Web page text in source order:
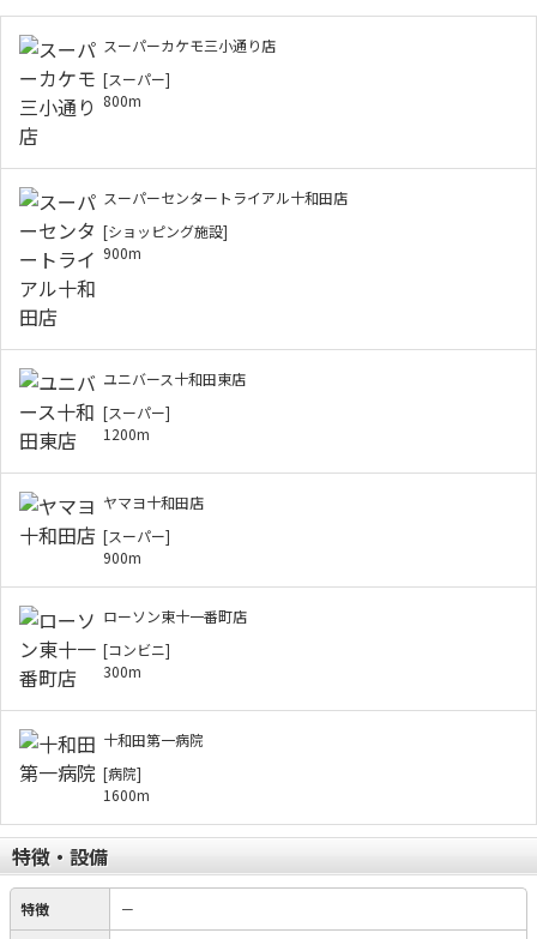
スーパーカケモ三小通り店
[スーパー]
800m
スーパーセンタートライアル十和田店
[ショッピング施設]
900m
ユニバース十和田東店
[スーパー]
1200m
ヤマヨ十和田店
[スーパー]
900m
ローソン東十一番町店
[コンビニ]
300m
十和田第一病院
[病院]
1600m
特徴・設備
特徴 －